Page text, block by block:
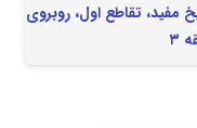
تقاطع اول، روبروی
۳